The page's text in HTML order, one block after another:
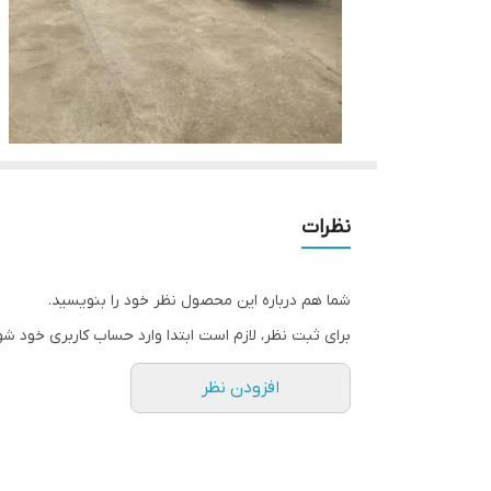
نظرات
شما هم درباره این محصول نظر خود را بنویسید.
برای ثبت نظر، لازم است ابتدا وارد حساب کاربری خود
افزودن نظر